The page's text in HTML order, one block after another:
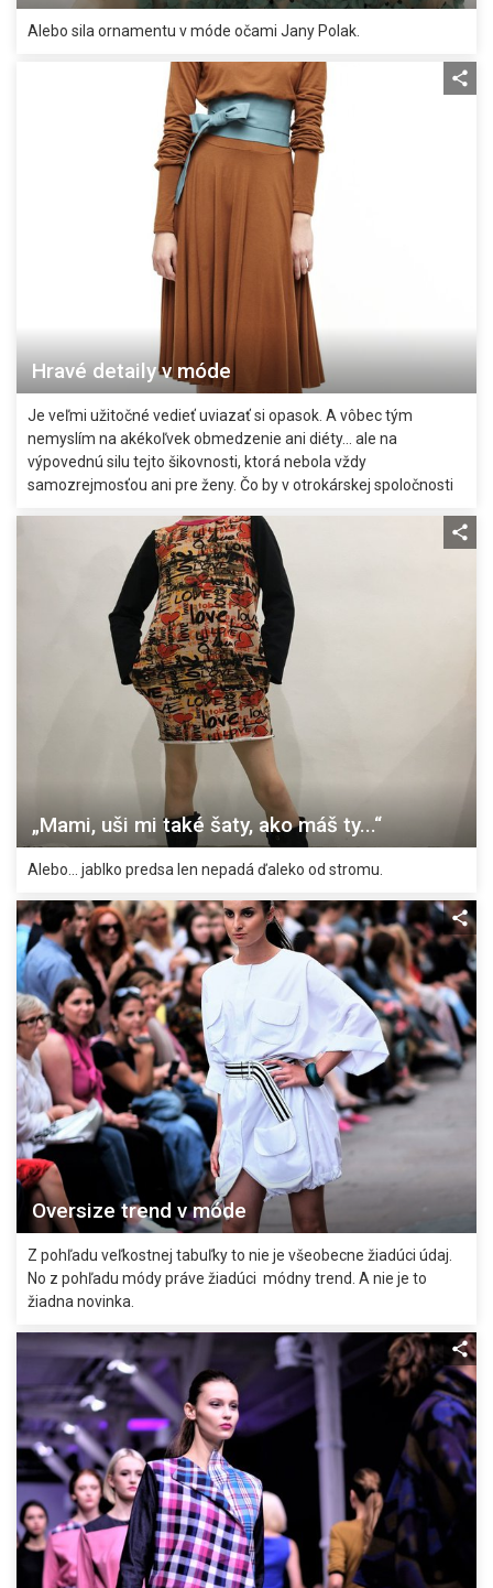
Alebo sila ornamentu v móde očami Jany Polak.
Hravé detaily v móde
Je veľmi užitočné vedieť uviazať si opasok. A vôbec tým
nemyslím na akékoľvek obmedzenie ani diéty… ale na
výpovednú silu tejto šikovnosti, ktorá nebola vždy
samozrejmosťou ani pre ženy. Čo by v otrokárskej spoločnosti
„Mami, uši mi také šaty, ako máš ty...“
Alebo... jablko predsa len nepadá ďaleko od stromu.
Oversize trend v móde
Z pohľadu veľkostnej tabuľky to nie je všeobecne žiadúci údaj.
No z pohľadu módy práve žiadúci módny trend. A nie je to
žiadna novinka.